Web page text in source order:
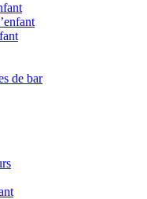
de bar